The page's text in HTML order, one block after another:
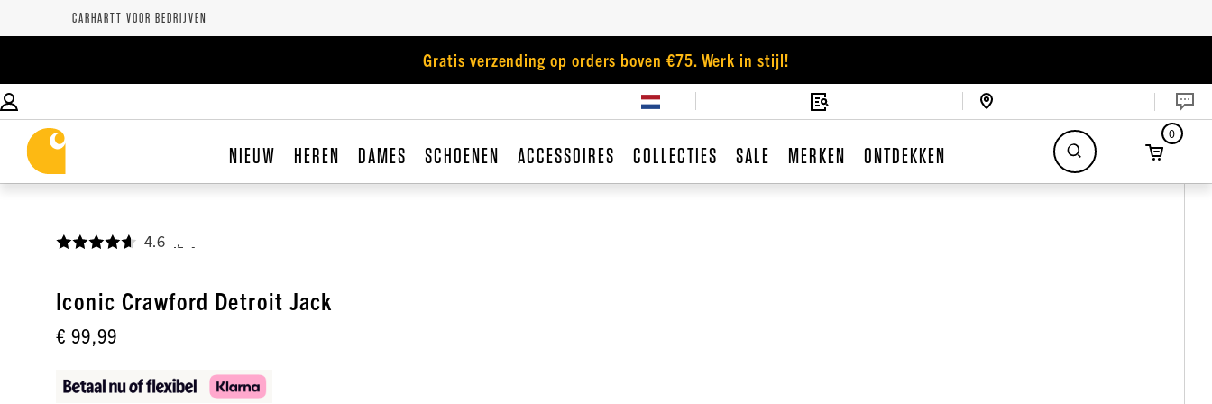
CARHARTT VOOR BEDRIJVEN
Gratis verzending op orders boven €75. Werk in stijl!
NIEUW HEREN DAMES SCHOENEN ACCESSOIRES COLLECTIES SALE MERKEN ONTDEKKEN
0
4.6
Iconic Crawford Detroit Jack
€ 99,99